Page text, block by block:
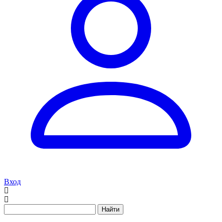
Вход
Найти